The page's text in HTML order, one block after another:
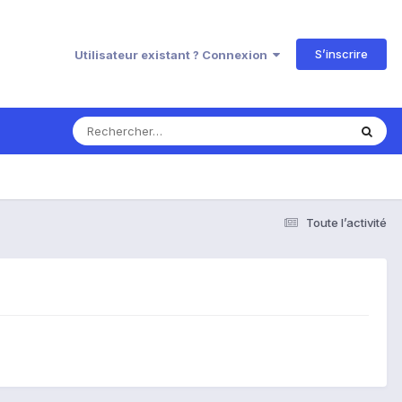
Utilisateur existant ? Connexion S’inscrire
Toute l’activité